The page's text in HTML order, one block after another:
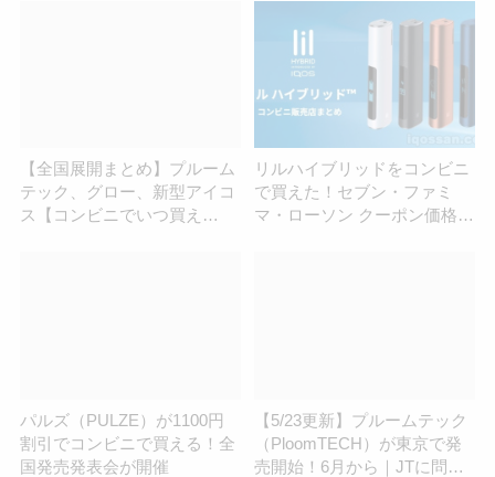
【全国展開まとめ】プルーム
テック、グロー、新型アイコ
ス【コンビニでいつ買え
リルハイブリッドをコンビニ
で買えた！セブン・ファミ
マ・ローソン クーポン価格販
パルズ（PULZE）が1100円
割引でコンビニで買える！全
国発売発表会が開催
【5/23更新】プルームテック
（PloomTECH）が東京で発
売開始！6月から｜JTに問い